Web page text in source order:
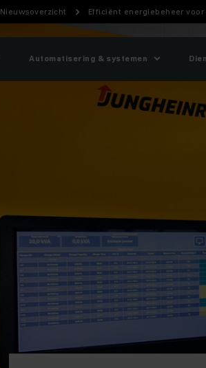
Nieuwsoverzicht Efficiënt energiebeheer
Automatisering & systemen